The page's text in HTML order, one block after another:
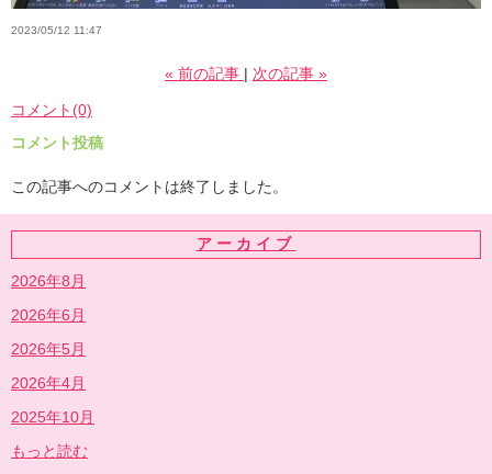
2023/05/12 11:47
« 前の記事 次の記事 »
コメント(0)
コメント投稿
この記事へのコメントは終了しました。
アーカイブ
2026年8月
2026年6月
2026年5月
2026年4月
2025年10月
もっと読む